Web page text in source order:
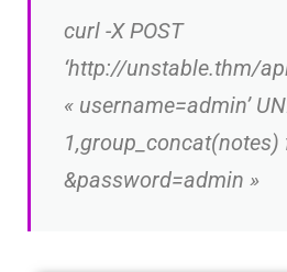
curl -X POST
‘http://unstable.thm/
« username=admin’
&password=admin »